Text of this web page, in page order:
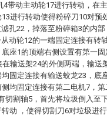
带动主动轮17进行转动，在
进行转动使得粉碎刀10对预
孔22，掉落至粉碎箱3的内
动轮12的一端固定连接有转
座1的顶端右侧设置有第一
输送架24的外侧两端，输送
固定连接有输送蛟龙23，底
均固定连接有第二电机7，
切割轴5，首先将垃圾倒入至
动 ，使得切割刀6对垃圾进行